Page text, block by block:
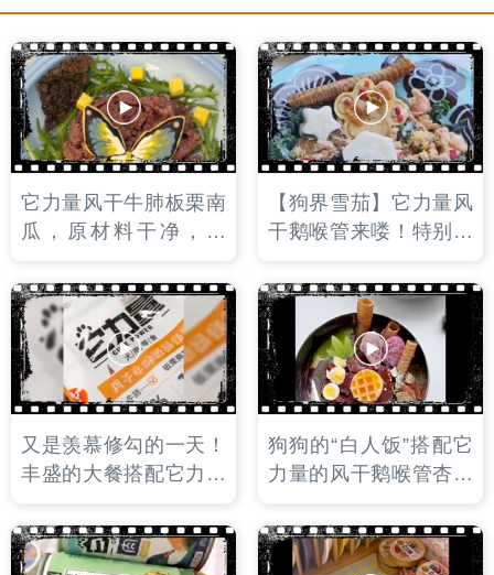
它力量风干牛肺板栗南
瓜，原材料干净，完
水板栗南瓜。是小狗饭
后磨牙的不二之选哦！
【狗界雪茄】它力量风
干鹅喉管来喽！特别衬
的杏鲍菇又脆又有嚼
劲，即磨牙，打发饭后
时光，又能补充多种微
量元素！
又是羡慕修勾的一天！
丰盛的大餐搭配它力量
板栗南瓜。牛肺是肌肉
来源，板栗南瓜是优质
狗狗的“白人饭”搭配它
力量的风干鹅喉管杏鲍
管完整大个，给这一顿
午餐增添了美味因子！